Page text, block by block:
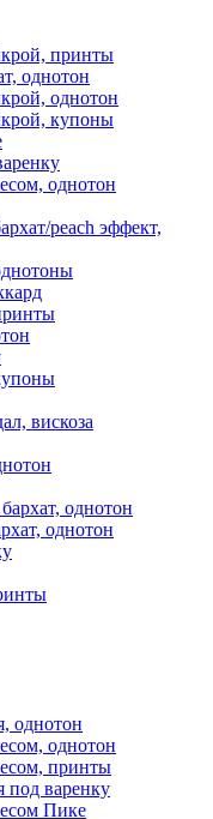
принты
однотон
однотон
купоны
однотон
peach эффект,
вискоза
однотон
однотон
однотон
однотон
принты
под варенку
Пике